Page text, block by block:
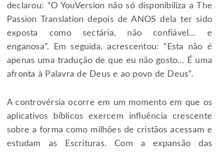
declarou: “O YouVersion não só disponibiliza a The
Passion Translation depois de ANOS dela ter sido
exposta como sectária, não confiável… e
enganosa”. Em seguida, acrescentou: “Esta não é
apenas uma tradução de que eu não gosto… É uma
afronta à Palavra de Deus e ao povo de Deus”.
A controvérsia ocorre em um momento em que os
aplicativos bíblicos exercem influência crescente
sobre a forma como milhões de cristãos acessam e
estudam as Escrituras. Com a expansão das